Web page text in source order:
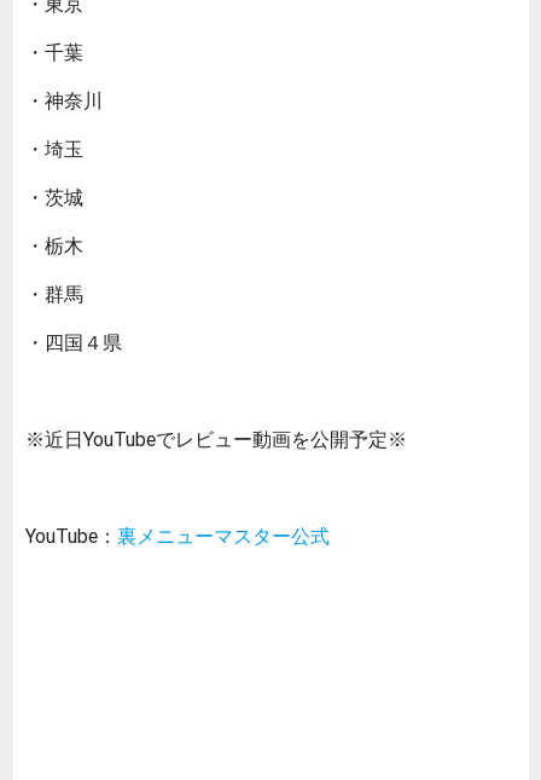
・千葉
・神奈川
・埼玉
・茨城
・栃木
・群馬
・四国４県
※近日YouTubeでレビュー動画を公開予定※
YouTube： 裏メニューマスター公式